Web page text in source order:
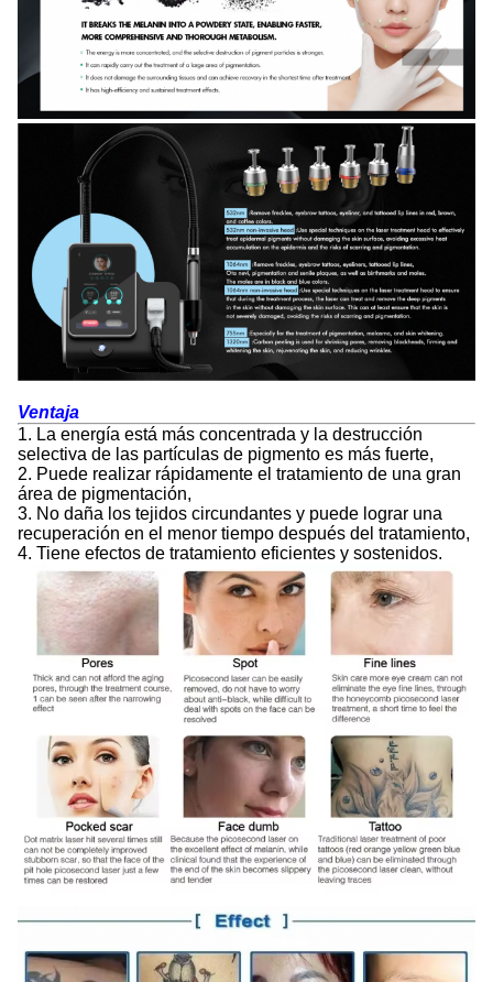
Ventaja
1. La energía está más concentrada y la destrucción
selectiva de las partículas de pigmento es más fuerte,
2. Puede realizar rápidamente el tratamiento de una gran
área de pigmentación,
3. No daña los tejidos circundantes y puede lograr una
recuperación en el menor tiempo después del tratamiento,
4. Tiene efectos de tratamiento eficientes y sostenidos.